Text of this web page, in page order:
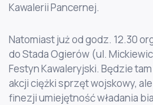
Kawalerii Pancernej.
Natomiast już od godz. 12.30
do Stada Ogierów (ul.
Festyn Kawaleryjski. Będzie
akcji ciężki sprzęt wojskowy,
finezji umiejętność władania